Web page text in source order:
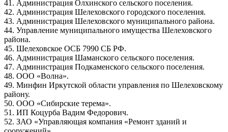
41. Администрация Олхинского сельского поселения.
42. Администрация Шелеховского городского поселения.
43. Администрация Шелеховского муниципального района.
44. Управление муниципального имущества Шелеховского
района.
45. Шелеховское ОСБ 7990 СБ РФ.
46. Администрация Шаманского сельского поселения.
47. Администрация Подкаменского сельского поселения.
48. ООО «Волна».
49. Минфин Иркутской области управления по Шелеховскому
району.
50. ООО «Сибирские терема».
51. ИП Коцурба Вадим Федорович.
52. ЗАО «Управляющая компания «Ремонт зданий и